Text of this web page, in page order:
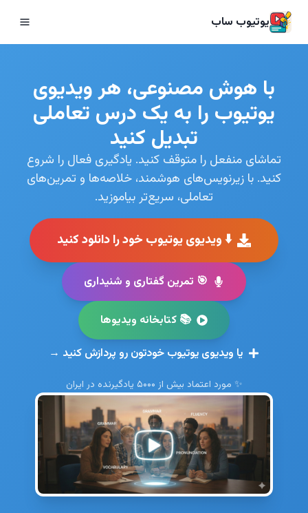
یوتیوب ساب
با هوش مصنوعی، هر ویدیوی
یوتیوب را به یک درس تعاملی
تبدیل کنید
تماشای منفعل را متوقف کنید. یادگیری فعال را شروع
کنید. با زیرنویس‌های هوشمند، خلاصه‌ها و تمرین‌های
تعاملی، سریع‌تر بیاموزید.
⬇️ ویدیوی یوتیوب خود را دانلود کنید
🎯 تمرین گفتاری و شنیداری
📚 کتابخانه ویدیوها
یا ویدیوی یوتیوب خودتون رو پردازش کنید →
✨ مورد اعتماد بیش از ۵۰۰۰ یادگیرنده در ایران